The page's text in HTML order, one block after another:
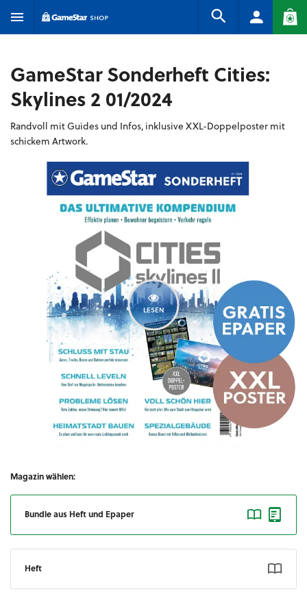
GameStar Sonderheft Cities:
Skylines 2 01/2024
Randvoll mit Guides und Infos, inklusive XXL-Doppelposter mit
schickem Artwork.
LESEN
Magazin wählen:
Bundle aus Heft und Epaper
Heft